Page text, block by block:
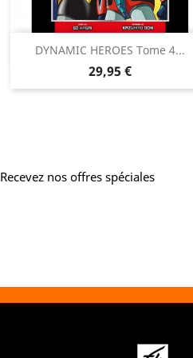
DYNAMIC HEROES Tome 4...
Prix
29,95 €
Aperçu rapide
Recevez nos offres spéciales